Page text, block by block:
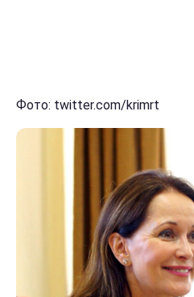
Фото: twitter.com/krimrt